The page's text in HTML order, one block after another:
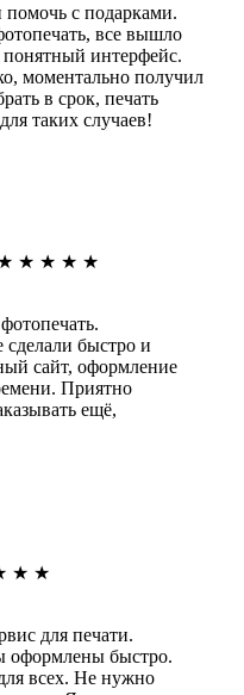
с подарками.
все вышло
интерфейс.
моментально получил
в срок, печать
таких случаев!
★ ★ ★ ★
быстро и
сайт, оформление
Приятно
ещё,
★ ★
для печати.
оформлены быстро.
всех. Не нужно